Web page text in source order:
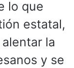
lo que
estatal,
la
y se